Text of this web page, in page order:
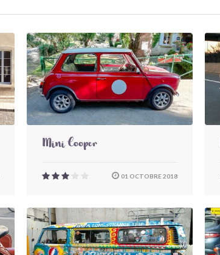
Mini Cooper
01 OCTOBRE 2018